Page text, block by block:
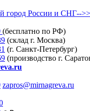
город России и СНГ--
(бесплатно по РФ)
(склад г. Москва)
(г. Санкт-Петербург)
(производство г.
zapros@mirnagreva.ru